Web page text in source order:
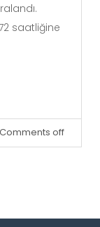
saatliğine
Comments off